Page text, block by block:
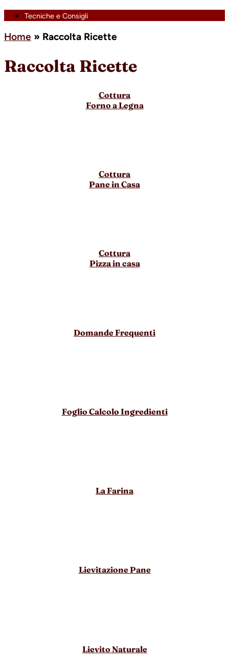
Tecniche e Consigli
Home » Raccolta Ricette
Raccolta Ricette
Cottura
Forno a Legna
Cottura
Pane in Casa
Cottura
Pizza in casa
Domande Frequenti
Foglio Calcolo Ingredienti
La Farina
Lievitazione Pane
Lievito Naturale